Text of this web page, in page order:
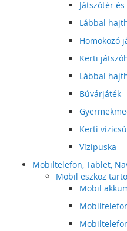
Játszótér
Lábbal
Homokozó
Kerti
Lábbal
Búvárjáték
Kerti
Vízipuska
Mobiltelefon, Tablet,
Mobil eszköz
Mobil